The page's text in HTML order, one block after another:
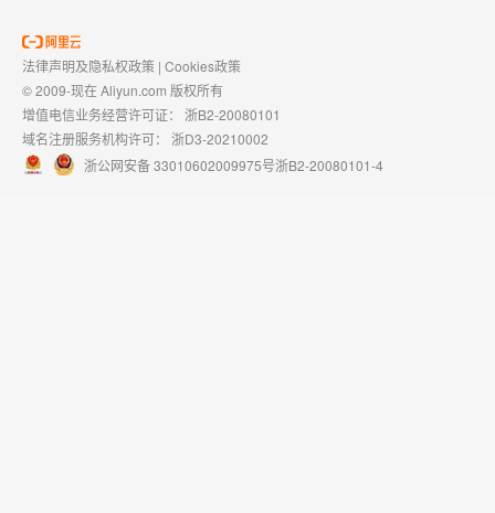
法律声明及隐私权政策 | Cookies政策
© 2009-现在 Aliyun.com 版权所有
增值电信业务经营许可证： 浙B2-20080101
域名注册服务机构许可： 浙D3-20210002
浙公网安备 33010602009975号浙B2-20080101-4